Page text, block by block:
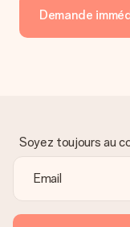
Demande
Soyez toujours au